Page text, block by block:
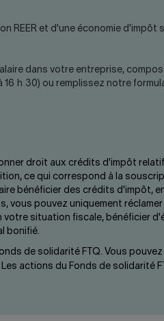
REER et d'une économie d'impôt
dans votre entreprise,
16 h 30) ou remplissez notre
droit aux crédits d'impôt
ce qui correspond à la
bénéficier des crédits
vous pouvez uniquement
votre situation fiscale, bénéficier
bonifié.
de solidarité FTQ. Vous
actions du Fonds de